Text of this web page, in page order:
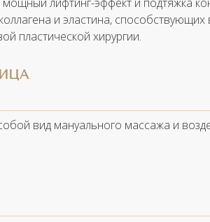
и эластина,
пластической хирургии.
вид мануального массажа и